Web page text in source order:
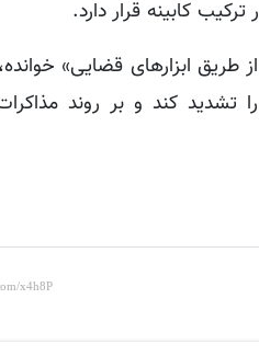
کابینه قرار دارد.
ابزارهای قضایی» خوانده،
تشدید کند و بر روند